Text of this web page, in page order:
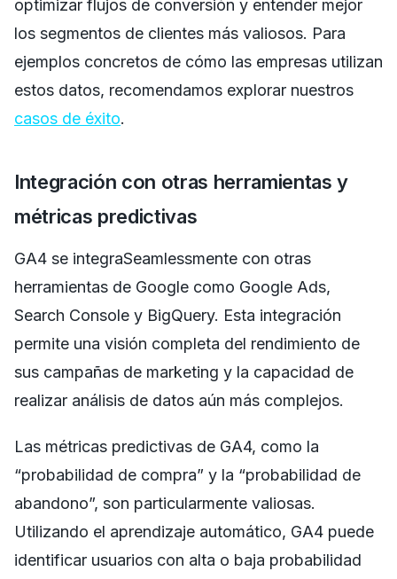
optimizar flujos de conversión y entender mejor
los segmentos de clientes más valiosos. Para
ejemplos concretos de cómo las empresas utilizan
estos datos, recomendamos explorar nuestros
casos de éxito.
Integración con otras herramientas y
métricas predictivas
GA4 se integraSeamlessmente con otras
herramientas de Google como Google Ads,
Search Console y BigQuery. Esta integración
permite una visión completa del rendimiento de
sus campañas de marketing y la capacidad de
realizar análisis de datos aún más complejos.
Las métricas predictivas de GA4, como la
“probabilidad de compra” y la “probabilidad de
abandono”, son particularmente valiosas.
Utilizando el aprendizaje automático, GA4 puede
identificar usuarios con alta o baja probabilidad